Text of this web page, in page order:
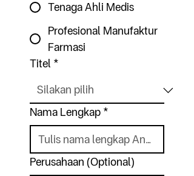
Tenaga Ahli Medis
Profesional Manufaktur
Farmasi
Titel *
Nama Lengkap *
Perusahaan (Optional)